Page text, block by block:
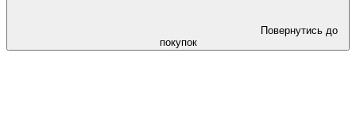
Повернутись до
покупок